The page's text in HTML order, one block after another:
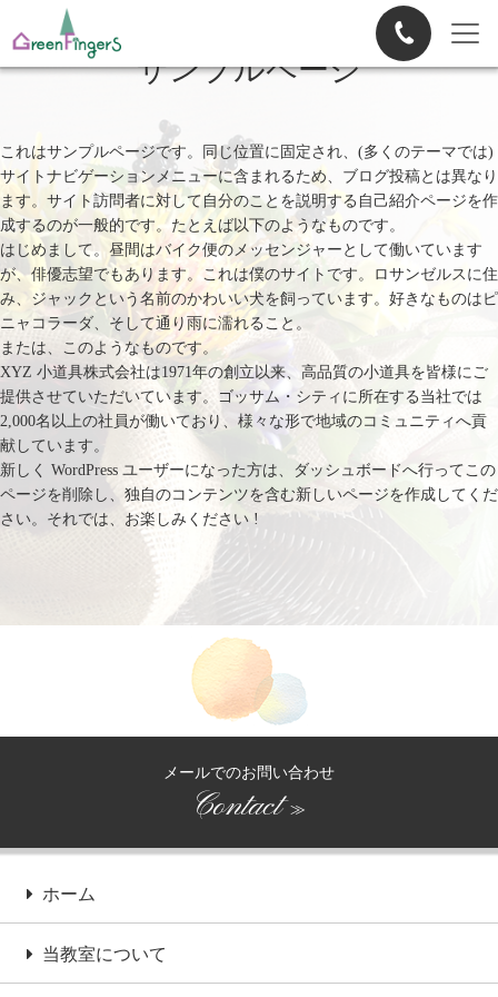
サンプルページ
これはサンプルページです。同じ位置に固定され、(多くのテーマでは)
サイトナビゲーションメニューに含まれるため、ブログ投稿とは異なり
ます。サイト訪問者に対して自分のことを説明する自己紹介ページを作
成するのが一般的です。たとえば以下のようなものです。
はじめまして。昼間はバイク便のメッセンジャーとして働いています
が、俳優志望でもあります。これは僕のサイトです。ロサンゼルスに住
み、ジャックという名前のかわいい犬を飼っています。好きなものはピ
ニャコラーダ、そして通り雨に濡れること。
または、このようなものです。
XYZ 小道具株式会社は1971年の創立以来、高品質の小道具を皆様にご
提供させていただいています。ゴッサム・シティに所在する当社では
2,000名以上の社員が働いており、様々な形で地域のコミュニティへ貢
献しています。
新しく WordPress ユーザーになった方は、
ダッシュボードへ行ってこの
ページを削除し、独自のコンテンツを含む新しいページを作成してくだ
さい。それでは、お楽しみください !
メールでのお問い合わせ
Contact≫
ホーム
当教室について